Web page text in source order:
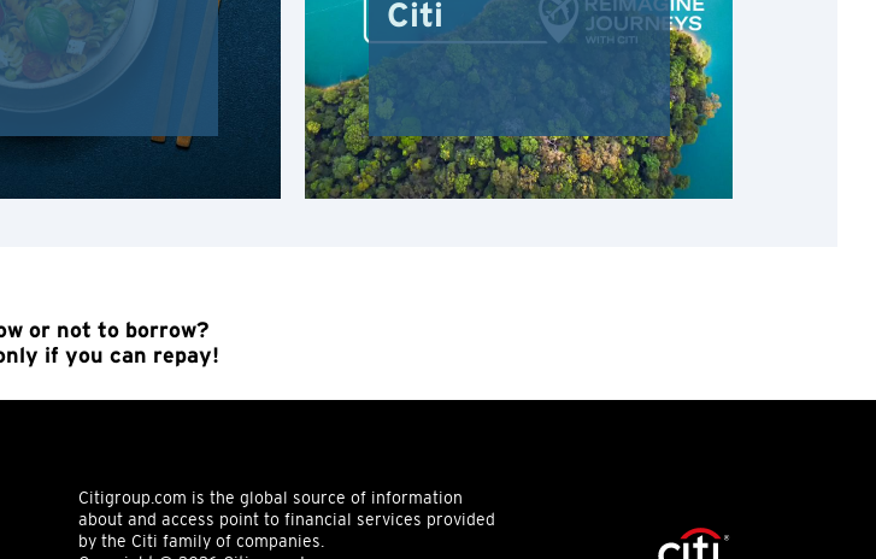
확인
Citi
or not to borrow?
if you can repay!
Citigroup.com is the global source of information
about and access point to financial services provided
by the Citi family of companies.
, 홍콩
홍콩